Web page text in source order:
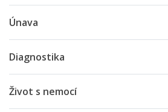
Únava
Diagnostika
Život s nemocí